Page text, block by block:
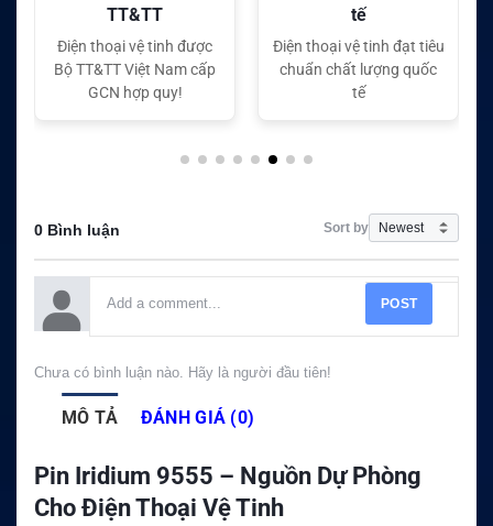
tế
Điện thoại vệ tinh đạt tiêu
chuẩn chất lượng quốc
tế
tế
Điện thoại vệ tinh đạt tiêu
chuẩn chất lượng quốc
tế
0 Bình luận Sort by
POST
Chưa có bình luận nào. Hãy là người đầu tiên!
MÔ TẢ ĐÁNH GIÁ (0)
Pin Iridium 9555 – Nguồn Dự Phòng
Cho Điện Thoại Vệ Tinh